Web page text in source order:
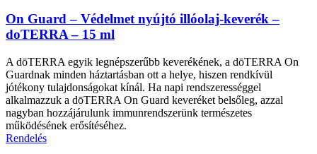
On Guard – Védelmet nyújtó illóolaj-keverék –
doTERRA – 15 ml
A dōTERRA egyik legnépszerűbb keverékének, a dōTERRA On
Guardnak minden háztartásban ott a helye, hiszen rendkívül
jótékony tulajdonságokat kínál. Ha napi rendszerességgel
alkalmazzuk a dōTERRA On Guard keveréket belsőleg, azzal
nagyban hozzájárulunk immunrendszerünk természetes
működésének erősítéséhez.
Rendelés